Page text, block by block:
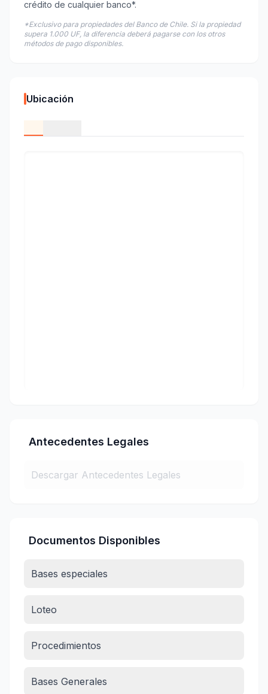
crédito de cualquier banco*.
*Exclusivo para propiedades del Banco de Chile. Si la propiedad
supera 1.000 UF, la diferencia deberá pagarse con los otros
métodos de pago disponibles.
Ubicación
Antecedentes Legales
Descargar Antecedentes Legales
Documentos Disponibles
Bases especiales
Loteo
Procedimientos
Bases Generales